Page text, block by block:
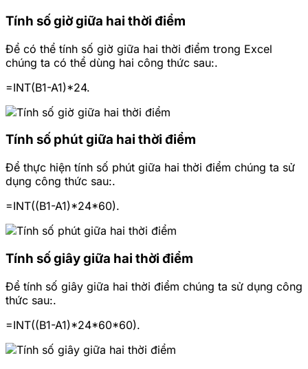
Tính số giờ giữa hai thời điểm
Để có thể tính số giờ giữa hai thời điểm trong Excel
chúng ta có thể dùng hai công thức sau:.
=INT(B1-A1)*24.
Tính số phút giữa hai thời điểm
Để thực hiện tính số phút giữa hai thời điểm chúng ta sử
dụng công thức sau:.
=INT((B1-A1)*24*60).
Tính số giây giữa hai thời điểm
Để tính số giây giữa hai thời điểm chúng ta sử dụng công
thức sau:.
=INT((B1-A1)*24*60*60).